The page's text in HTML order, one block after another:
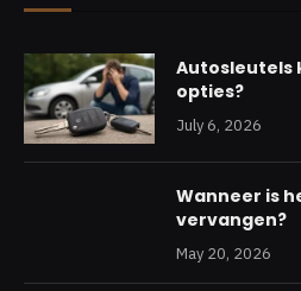
Autosleutels
opties?
July 6, 2026
Wanneer is
vervangen?
May 20, 2026